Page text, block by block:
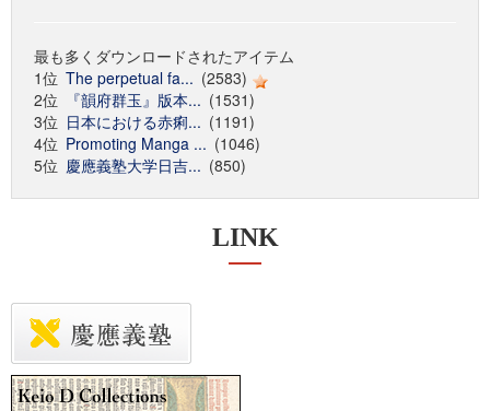
最も多くダウンロードされたアイテム
1位 The perpetual fa... (2583)
2位
『韻府群玉』版本... (1531)
3位 日本における赤痢... (1191)
4位 Promoting Manga ... (1046)
5位 慶應義塾大学日吉... (850)
LINK